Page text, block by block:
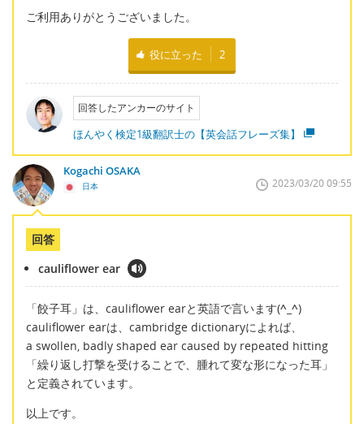
ご利用ありがとうございました。
役に立った 2
回答したアンカーのサイト
ほんやく検定1級翻訳士の【英会話フレーズ集】
Kogachi OSAKA
日本 2023/03/20 09:55
回答
cauliflower ear
「餃子耳」は、cauliflower earと英語で言います(^_^)
cauliflower earは、cambridge dictionaryによれば、
a swollen, badly shaped ear caused by repeated hitting
「繰り返し打撃を受けることで、腫れて変な形になった耳」
と定義されています。
以上です。